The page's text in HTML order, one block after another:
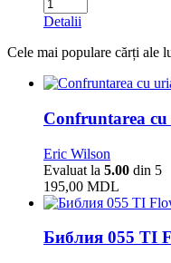
Detalii
Cele mai populare cărți ale
Confruntarea
Eric Wilson
Evaluat la 5.00 din 5
195,00 MDL
Библия 055 TI